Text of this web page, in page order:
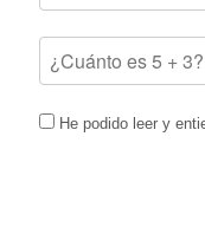
He podido leer y